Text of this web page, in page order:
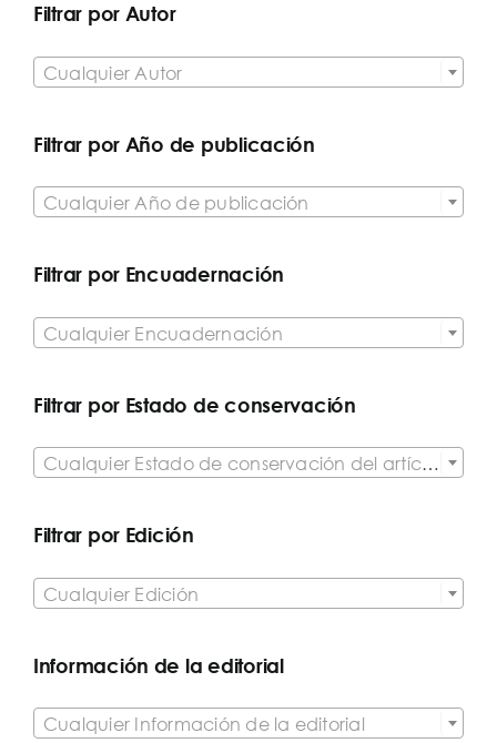
Filtrar por Autor
Cualquier Autor
Filtrar por Año de publicación
Cualquier Año de publicación
Filtrar por Encuadernación
Cualquier Encuadernación
Filtrar por Estado de conservación
Cualquier Estado de conservación del artículo
Filtrar por Edición
Cualquier Edición
Información de la editorial
Cualquier Información de la editorial